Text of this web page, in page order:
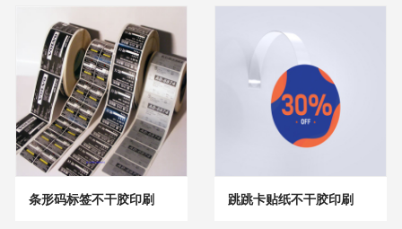
条形码标签不干胶印刷 跳跳卡贴纸不干胶印刷